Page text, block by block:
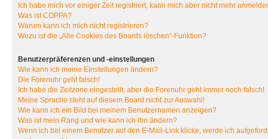
Ich habe mich vor einiger Zeit registriert, kann mich aber nicht mehr
Was ist COPPA?
Warum kann ich mich nicht registrieren?
Wozu ist die „Alle Cookies des Boards löschen“-Funktion?
Benutzerpräferenzen und -einstellungen
Wie kann ich meine Einstellungen ändern?
Die Forenuhr geht falsch!
Ich habe die Zeitzone eingestellt, aber die Forenuhr geht immer noch falsch!
Meine Sprache steht auf diesem Board nicht zur Auswahl!
Wie kann ich ein Bild bei meinem Benutzernamen anzeigen?
Was ist mein Rang und wie kann ich ihn ändern?
Wenn ich bei einem Benutzer auf den E-Mail-Link klicke, werde ich